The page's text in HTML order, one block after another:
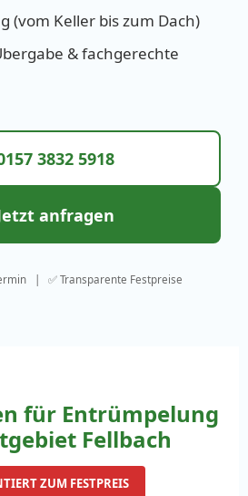
(vom Keller bis zum Dach)
& fachgerechte
3832 5918
anfragen
| ✅ Transparente Festpreise
für Entrümpelung
Fellbach
ZUM FESTPREIS